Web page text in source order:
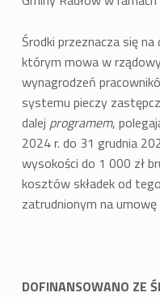
Środki przeznacza się
którym mowa w
wynagrodzeń
systemu pieczy
dalej programem,
2024 r. do 31 grudnia
wysokości do 1 000 zł
kosztów składek od
zatrudnionym na umowę
DOFINANSOWANO ZE